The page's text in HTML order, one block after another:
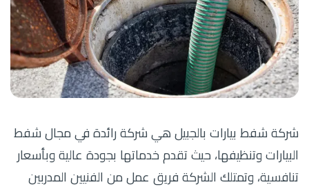
شركة شفط بيارات بالجبيل هي شركة رائدة في مجال شفط
البيارات وتنظيفها، حيث تقدم خدماتها بجودة عالية وبأسعار
تنافسية، وتمتلك الشركة فريق عمل من الفنيين المدربين